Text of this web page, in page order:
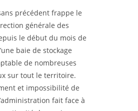
précédent frappe le
générale des
le début du mois de
baie de stockage
de nombreuses
sur tout le territoire.
et impossibilité de
fait face à